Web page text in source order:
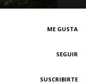
de concentración y logro.
ME GUSTA
SEGUIR
SUSCRIBIRTE